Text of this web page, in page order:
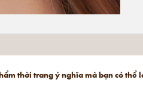
thời trang ý nghĩa mà bạn có